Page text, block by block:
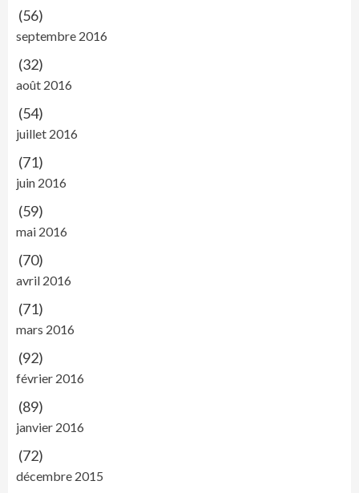
(56)
septembre 2016
(32)
août 2016
(54)
juillet 2016
(71)
juin 2016
(59)
mai 2016
(70)
avril 2016
(71)
mars 2016
(92)
février 2016
(89)
janvier 2016
(72)
décembre 2015